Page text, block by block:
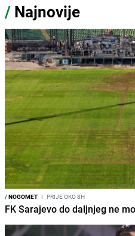
/ Najnovije
/NOGOMET I PRIJE OKO 8H
FK Sarajevo do daljnjeg ne